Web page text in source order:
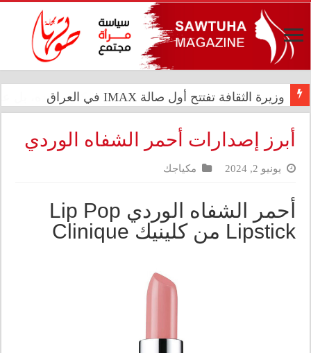
وزيرة الثقافة تفتتح أول صالة IMAX في العراق
احمرار العيون بعد السباحة لا ينتج عن الكلور وحده،
أبرز إصدارات أحمر الشفاه الوردي
يونيو 2, 2024 مكياجك
أحمر الشفاه الوردي Lip Pop
Lipstick من كلينيك Clinique